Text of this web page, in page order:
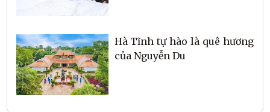
Hà Tĩnh tự hào là quê hương
của Nguyễn Du